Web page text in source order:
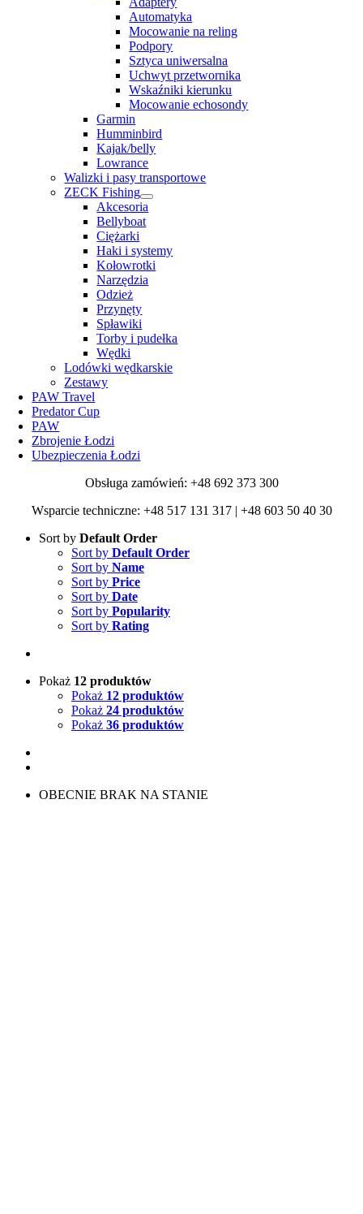
Automatyka
Mocowanie na reling
Podpory
Sztyca uniwersalna
Uchwyt przetwornika
Wskaźniki kierunku
Mocowanie echosondy
Garmin
Humminbird
Kajak/belly
Lowrance
Walizki i pasy transportowe
ZECK Fishing
Akcesoria
Bellyboat
Ciężarki
Haki i systemy
Kołowrotki
Narzędzia
Odzież
Przynęty
Spławiki
Torby i pudełka
Wędki
Lodówki wędkarskie
Zestawy
PAW Travel
Predator Cup
PAW
Zbrojenie Łodzi
Ubezpieczenia Łodzi
Obsługa zamówień: +48 692 373 300
Wsparcie techniczne: +48 517 131 317 | +48 603 50 40 30
Sort by Default Order
Sort by Default Order
Sort by Name
Sort by Price
Sort by Date
Sort by Popularity
Sort by Rating
Pokaż 12 produktów
Pokaż 12 produktów
Pokaż 24 produktów
Pokaż 36 produktów
OBECNIE BRAK NA STANIE